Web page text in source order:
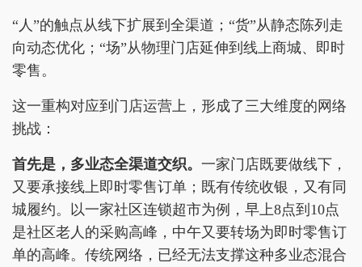
“人”的触点从线下扩展到全渠道；“货”从静态陈列走
向动态优化；“场”从物理门店延伸到线上商城、即时
零售。
这一重构对应到门店运营上，形成了三大维度的网络
挑战：
首先是，多业态全渠道交织。 一家门店既要做线下，
又要承接线上即时零售订单；既有传统收银，又有同
城履约。以一家社区连锁超市为例，早上8点到10点
是社区老人的采购高峰，中午又要转场为即时零售订
单的高峰。传统网络，已经无法支撑这种多业态混合